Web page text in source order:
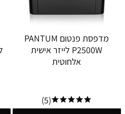
מדפסת פנטום PANTUM
P2500W לייזר אישית
אלחוטית
(5)